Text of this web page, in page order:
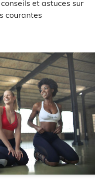
et astuces sur
courantes